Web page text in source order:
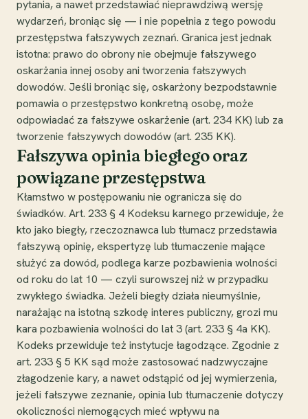
pytania, a nawet przedstawiać nieprawdziwą wersję
wydarzeń, broniąc się — i nie popełnia z tego powodu
przestępstwa fałszywych zeznań. Granica jest jednak
istotna: prawo do obrony nie obejmuje fałszywego
oskarżania innej osoby ani tworzenia fałszywych
dowodów. Jeśli broniąc się, oskarżony bezpodstawnie
pomawia o przestępstwo konkretną osobę, może
odpowiadać za fałszywe oskarżenie (art. 234 KK) lub za
tworzenie fałszywych dowodów (art. 235 KK).
Fałszywa opinia biegłego oraz
powiązane przestępstwa
Kłamstwo w postępowaniu nie ogranicza się do
świadków. Art. 233 § 4 Kodeksu karnego przewiduje, że
kto jako biegły, rzeczoznawca lub tłumacz przedstawia
fałszywą opinię, ekspertyzę lub tłumaczenie mające
służyć za dowód, podlega karze pozbawienia wolności
od roku do lat 10 — czyli surowszej niż w przypadku
zwykłego świadka. Jeżeli biegły działa nieumyślnie,
narażając na istotną szkodę interes publiczny, grozi mu
kara pozbawienia wolności do lat 3 (art. 233 § 4a KK).
Kodeks przewiduje też instytucje łagodzące. Zgodnie z
art. 233 § 5 KK sąd może zastosować nadzwyczajne
złagodzenie kary, a nawet odstąpić od jej wymierzenia,
jeżeli fałszywe zeznanie, opinia lub tłumaczenie dotyczy
okoliczności niemogących mieć wpływu na